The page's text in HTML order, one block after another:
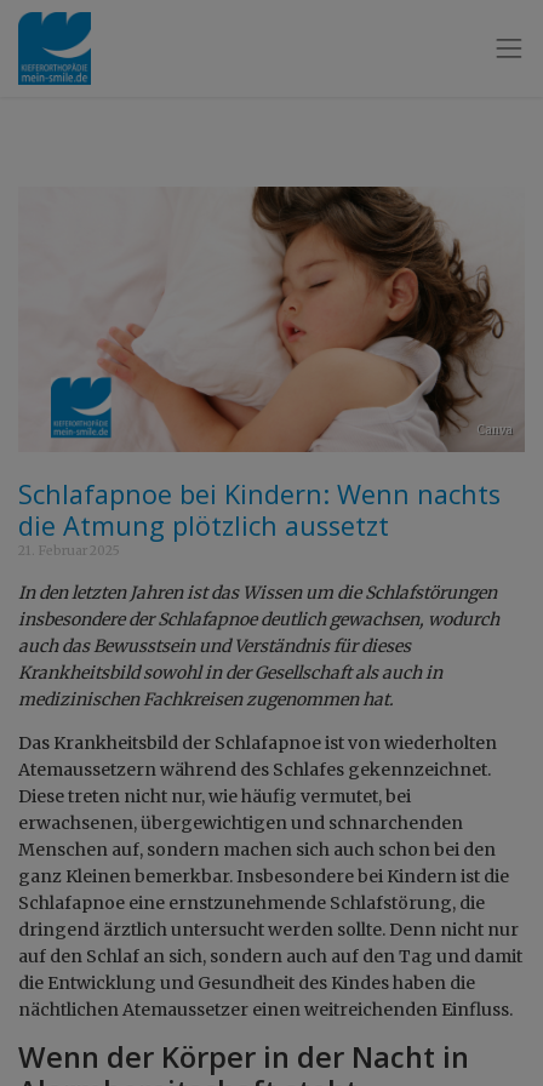
Canva
Schlafapnoe bei Kindern: Wenn nachts
die Atmung plötzlich aussetzt
21. Februar 2025
In den letzten Jahren ist das Wissen um die Schlafstörungen
insbesondere der Schlafapnoe deutlich gewachsen, wodurch
auch das Bewusstsein und Verständnis für dieses
Krankheitsbild sowohl in der Gesellschaft als auch in
medizinischen Fachkreisen zugenommen hat.
Das Krankheitsbild der Schlafapnoe ist von wiederholten
Atemaussetzern während des Schlafes gekennzeichnet.
Diese treten nicht nur, wie häufig vermutet, bei
erwachsenen, übergewichtigen und schnarchenden
Menschen auf, sondern machen sich auch schon bei den
ganz Kleinen bemerkbar. Insbesondere bei Kindern ist die
Schlafapnoe eine ernstzunehmende Schlafstörung, die
dringend ärztlich untersucht werden sollte. Denn nicht nur
auf den Schlaf an sich, sondern auch auf den Tag und damit
die Entwicklung und Gesundheit des Kindes haben die
nächtlichen Atemaussetzer einen weitreichenden Einfluss.
Wenn der Körper in der Nacht in